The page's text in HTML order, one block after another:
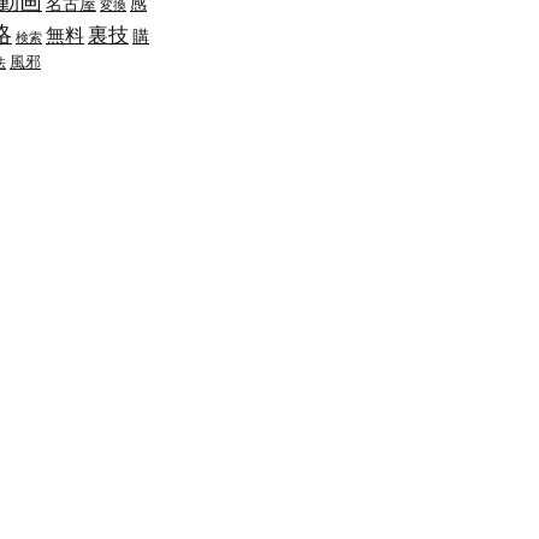
変換
検索 無料 裏技 購
風邪